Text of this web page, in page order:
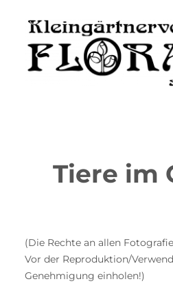
Inhalt
springen
Tiere im
(Die Rechte an allen
Vor der Reproduktion/
Genehmigung einholen!)